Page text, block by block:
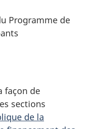
Programme de
façon de
sections
de la